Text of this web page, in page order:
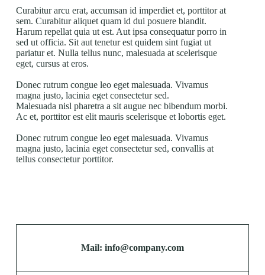
Curabitur arcu erat, accumsan id imperdiet et, porttitor at
sem. Curabitur aliquet quam id dui posuere blandit.
Harum repellat quia ut est. Aut ipsa consequatur porro in
sed ut officia. Sit aut tenetur est quidem sint fugiat ut
pariatur et. Nulla tellus nunc, malesuada at scelerisque
eget, cursus at eros.
Donec rutrum congue leo eget malesuada. Vivamus
magna justo, lacinia eget consectetur sed.
Malesuada nisl pharetra a sit augue nec bibendum morbi.
Ac et, porttitor est elit mauris scelerisque et lobortis eget.
Donec rutrum congue leo eget malesuada. Vivamus
magna justo, lacinia eget consectetur sed, convallis at
tellus consectetur porttitor.
Mail: info@company.com